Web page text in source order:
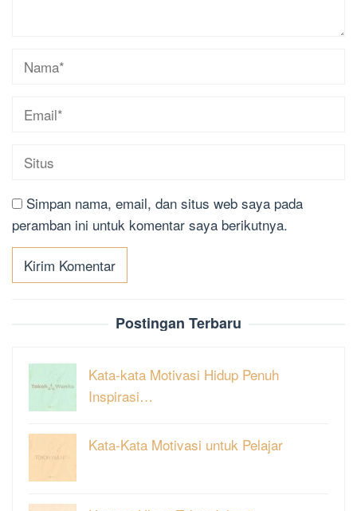
Simpan nama, email, dan situs web saya pada
peramban ini untuk komentar saya berikutnya.
Postingan Terbaru
Kata-kata Motivasi Hidup Penuh
Inspirasi…
Kata-Kata Motivasi untuk Pelajar